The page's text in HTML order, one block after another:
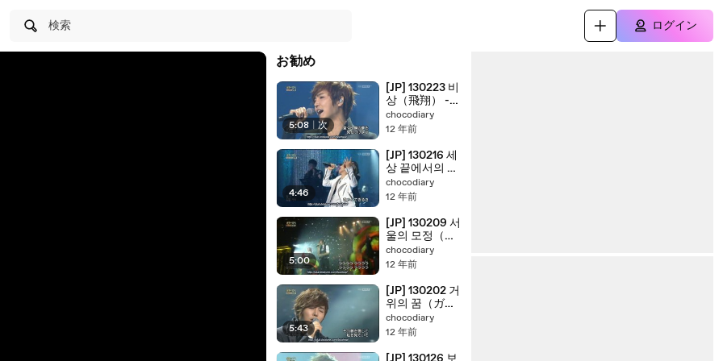
検索 ログイン
お勧め
5:08 次
[JP] 130223 비
상（飛翔） -
정동하（チョ
ン・ドンハ）
chocodiary
12 年前
4:46
[JP] 130216 세
상 끝에서의 시
작（世の果て
からのスター
（チョン・ド
ンハ）
chocodiary
12 年前
5:00
[JP] 130209 서
울의 모정（ソ
ウル慕情） -
정동하（チョ
chocodiary
12 年前
5:43
[JP] 130202 거
위의 꿈（ガチ
ョウの夢） -
정동하（チョ
chocodiary
12 年前